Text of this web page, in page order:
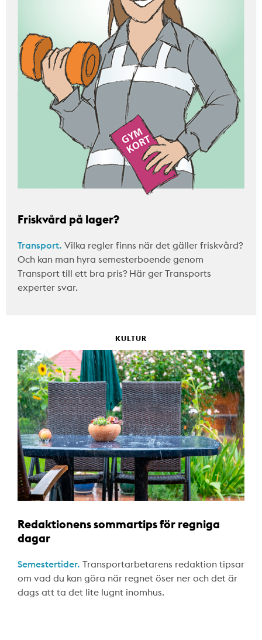
Friskvård på lager?
Transport. Vilka regler finns när det gäller friskvård?
Och kan man hyra semesterboende genom
Transport till ett bra pris? Här ger Transports
experter svar.
KULTUR
Redaktionens sommartips för regniga
dagar
Semestertider. Transportarbetarens redaktion tipsar
om vad du kan göra när regnet öser ner och det är
dags att ta det lite lugnt inomhus.